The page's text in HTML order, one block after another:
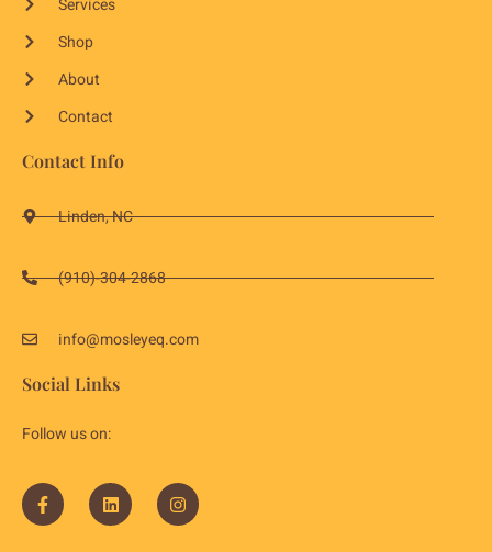
Services
Shop
About
Contact
Contact Info
Linden, NC
(910)-304-2868
info@mosleyeq.com
Social Links
Follow us on: